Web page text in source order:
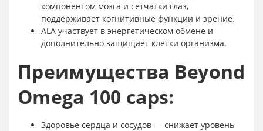
компонентом мозга и сетчатки глаз,
поддерживает когнитивные функции и зрение.
ALA участвует в энергетическом обмене и
дополнительно защищает клетки организма.
Преимущества Beyond
Omega 100 caps:
Здоровье сердца и сосудов — снижает уровень